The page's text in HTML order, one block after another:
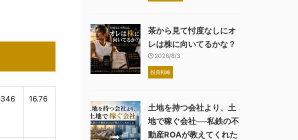
16.76
茶から見て忖度なしにオ
レは株に向いてるかな？
2026/8/3
投資戦略
土地を持つ会社より、土
地で稼ぐ会社──私鉄の不
動産ROAが教えてくれた